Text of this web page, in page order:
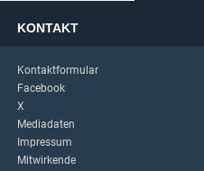
KONTAKT
Kontaktformular
Facebook
X
Mediadaten
Impressum
Mitwirkende